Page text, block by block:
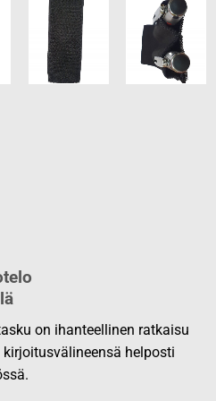
on ihanteellinen ratkaisu
helposti